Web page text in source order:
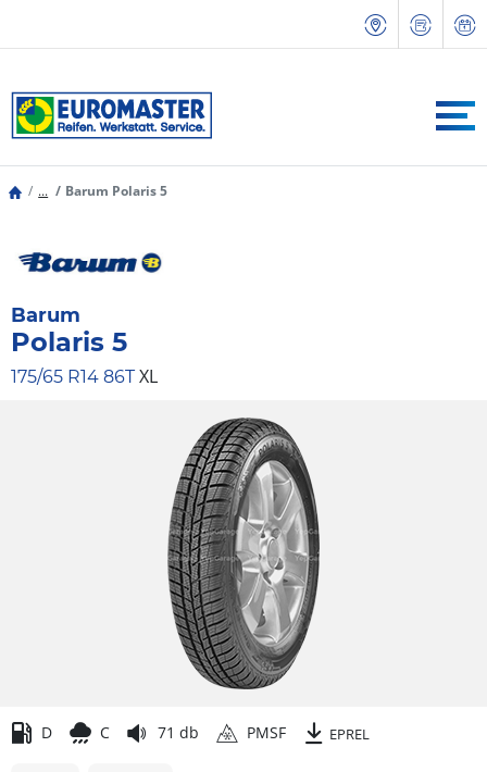
... Barum Polaris 5
Barum
Polaris 5
175/65 R14 86T XL
D C 71 db PMSF EPREL